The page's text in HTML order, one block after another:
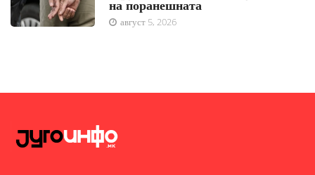
на поранешната
август 5, 2026